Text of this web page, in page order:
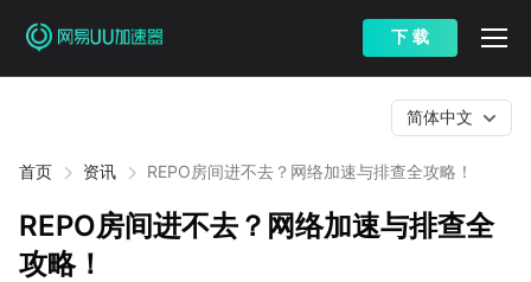
下 载
首页 资讯 REPO房间进不去？网络加速与排查全攻略！
简体中文
REPO房间进不去？网络加速与排查全
攻略！